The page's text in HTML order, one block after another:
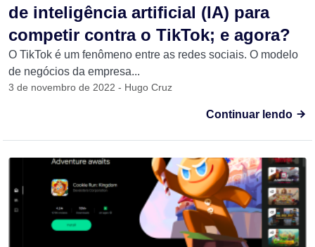
de inteligência artificial (IA) para
competir contra o TikTok; e agora?
O TikTok é um fenômeno entre as redes sociais. O modelo
de negócios da empresa...
3 de novembro de 2022 - Hugo Cruz
Continuar lendo